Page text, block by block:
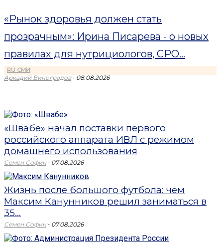
«Рынок здоровья должен стать
прозрачным»: Ирина Писарева - о новых
правилах для нутрициологов, СРО...
RU СМИ
Аркадий Виноградов - 08.08.2026
«Швабе» начал поставки первого
российского аппарата ИВЛ с режимом
домашнего использования
Семен Софин - 07.08.2026
Жизнь после большого футбола: чем
Максим Канунников решил заниматься в
35...
Семен Софин - 07.08.2026